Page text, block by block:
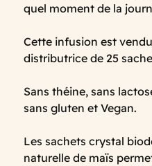
quel moment de la
Cette infusion est
distributrice de 25
Sans théine, sans
sans gluten et Vegan.
Les sachets crystal
naturelle de maïs